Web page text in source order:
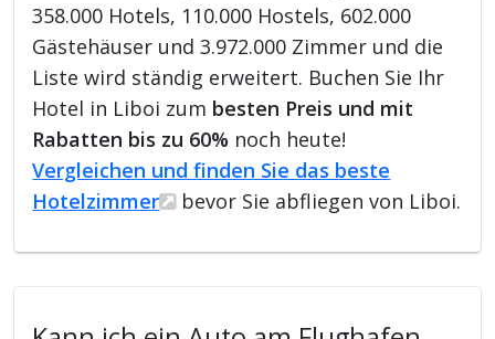
358.000 Hotels, 110.000 Hostels, 602.000
Gästehäuser und 3.972.000 Zimmer und die
Liste wird ständig erweitert. Buchen Sie Ihr
Hotel in Liboi zum besten Preis und mit
Rabatten bis zu 60% noch heute!
Vergleichen und finden Sie das beste
Hotelzimmer
bevor Sie abfliegen von Liboi.